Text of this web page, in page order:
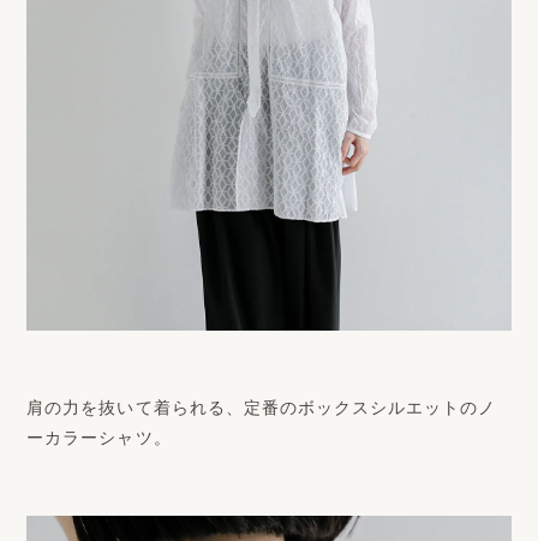
肩の力を抜いて着られる、定番のボックスシルエットのノ
ーカラーシャツ。